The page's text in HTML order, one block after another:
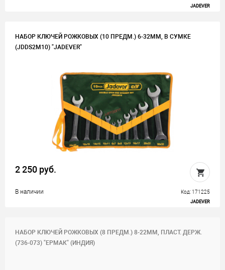
JADEVER
НАБОР КЛЮЧЕЙ РОЖКОВЫХ (10 ПРЕДМ.) 6-32ММ, В СУМКЕ
(JDDS2M10) "JADEVER"
2 250 руб.
В наличии Код: 171225
JADEVER
НАБОР КЛЮЧЕЙ РОЖКОВЫХ (8 ПРЕДМ.) 8-22ММ, ПЛАСТ. ДЕРЖ.
(736-073) "ЕРМАК" (ИНДИЯ)